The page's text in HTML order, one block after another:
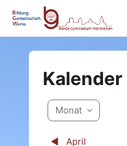
Zum Hauptinhalt
Kalender
Monat
◀︎ April